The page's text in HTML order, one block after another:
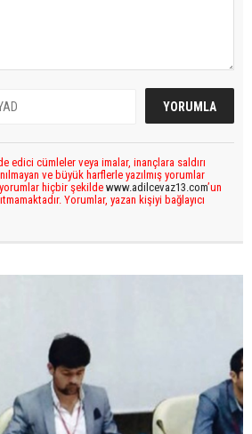
edici cümleler veya imalar, inançlara saldırı
ve büyük harflerle yazılmış yorumlar
yorumlar hiçbir şekilde www.adilcevaz13.com’un
Yorumlar, yazan kişiyi bağlayıcı